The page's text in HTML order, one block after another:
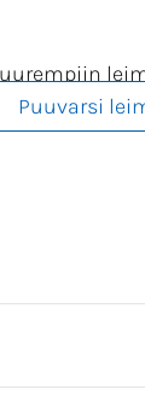
sekä
Puuvarsi